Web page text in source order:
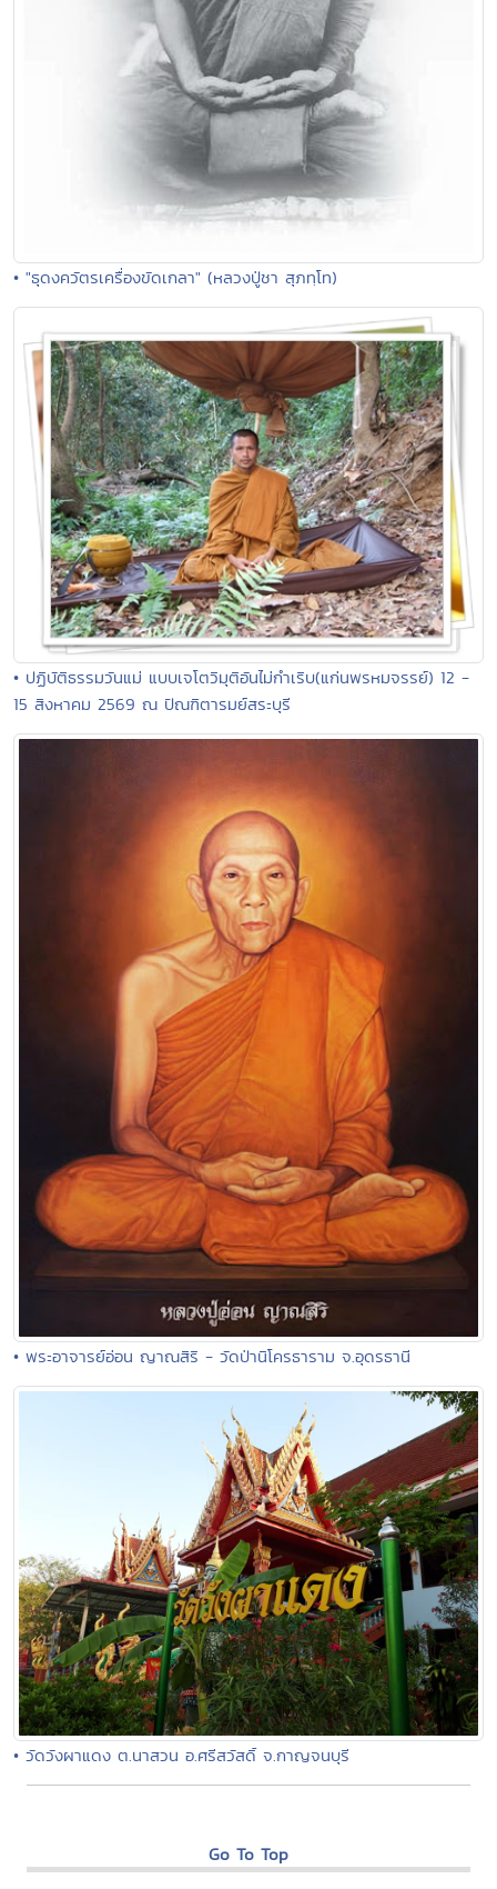
• "ธุดงควัตรเครื่องขัดเกลา" (หลวงปู่ชา สุภทฺโท)
• ปฏิบัติธรรมวันแม่ แบบเจโตวิมุติอันไม่กำเริบ(แก่นพรหมจรรย์) 12 -
15 สิงหาคม 2569 ณ ปัณฑิตารมย์สระบุรี
• พระอาจารย์อ่อน ญาณสิริ - วัดป่านิโครธาราม จ.อุดรธานี
• วัดวังผาแดง ต.นาสวน อ.ศรีสวัสดิ์ จ.กาญจนบุรี
Go To Top